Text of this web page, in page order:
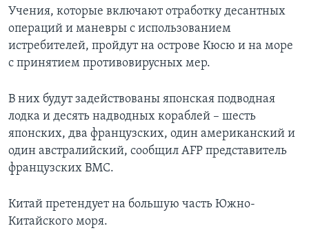
Учения, которые включают отработку десантных
операций и маневры с использованием
истребителей, пройдут на острове Кюсю и на море
с принятием противовирусных мер.
В них будут задействованы японская подводная
лодка и десять надводных кораблей – шесть
японских, два французских, один американский и
один австралийский, сообщил AFP представитель
французских ВМС.
Китай претендует на большую часть Южно-
Китайского моря.